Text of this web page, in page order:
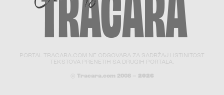
PORTAL TRACARA.COM NE ODGOVARA ZA SADRŽAJ I ISTINITOST
TEKSTOVA PRENETIH SA DRUGIH PORTALA.
© Tracara.com 2008 – 2026